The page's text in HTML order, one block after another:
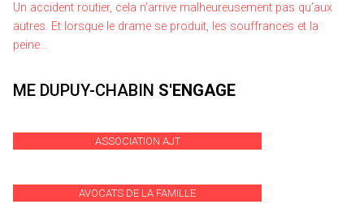
Un accident routier, cela n’arrive malheureusement pas qu’aux
autres. Et lorsque le drame se produit, les souffrances et la
peine…
ME DUPUY-CHABIN S'ENGAGE
ASSOCIATION AJT
AVOCATS DE LA FAMILLE